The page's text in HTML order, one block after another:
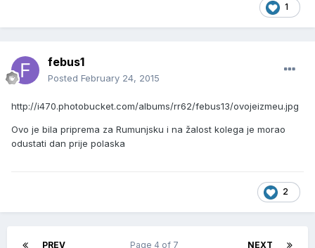
1
febus1
Posted February 24, 2015
http://i470.photobucket.com/albums/rr62/febus13/ovojeizmeu.jpg
Ovo je bila priprema za Rumunjsku i na žalost kolega je morao
odustati dan prije polaska
2
PREV NEXT
Page 4 of 7